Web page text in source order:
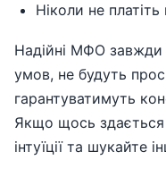
Ніколи не
Надійні МФО
умов, не будуть
гарантуватимуть
Якщо щось здається
інтуїції та шукайте